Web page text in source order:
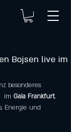
Bojsen live im
besonderes
im Gaia Frankfurt,
Energie und